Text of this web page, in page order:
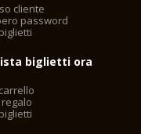
cliente
password
biglietti ora